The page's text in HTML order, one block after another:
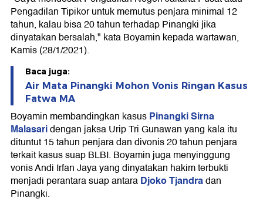
Pengadilan Tipikor untuk memutus penjara minimal 12
tahun, kalau bisa 20 tahun terhadap Pinangki jika
dinyatakan bersalah," kata Boyamin kepada wartawan,
Kamis (28/1/2021).
Baca juga:
Air Mata Pinangki Mohon Vonis Ringan Kasus
Fatwa MA
Boyamin membandingkan kasusPinangki Sirna
Malasaridengan jaksa Urip Tri Gunawan yang kala itu
dituntut 15 tahun penjara dan divonis 20 tahun penjara
terkait kasus suap BLBI. Boyamin juga menyinggung
vonis Andi Irfan Jaya yang dinyatakan hakim terbukti
menjadi perantara suap antaraDjoko Tjandradan
Pinangki.